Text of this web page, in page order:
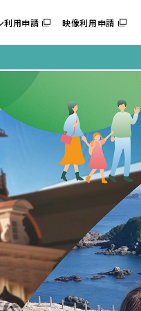
利用申請 映像利用申請